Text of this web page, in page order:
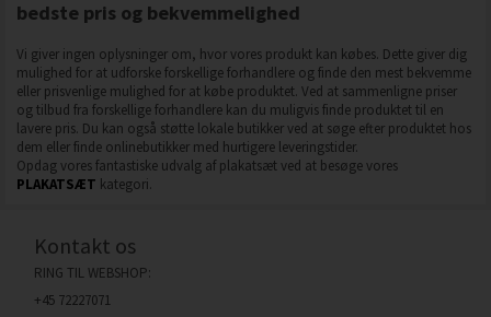
bedste pris og bekvemmelighed
Vi giver ingen oplysninger om, hvor vores produkt kan købes. Dette giver dig
mulighed for at udforske forskellige forhandlere og finde den mest bekvemme
eller prisvenlige mulighed for at købe produktet. Ved at sammenligne priser
og tilbud fra forskellige forhandlere kan du muligvis finde produktet til en
lavere pris. Du kan også støtte lokale butikker ved at søge efter produktet hos
dem eller finde onlinebutikker med hurtigere leveringstider.
Opdag vores fantastiske udvalg af plakatsæt ved at besøge vores
PLAKATSÆT kategori.
Kontakt os
RING TIL WEBSHOP:
+45 72227071